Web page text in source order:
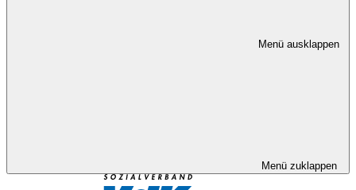
Menü ausklappen
Menü zuklappen